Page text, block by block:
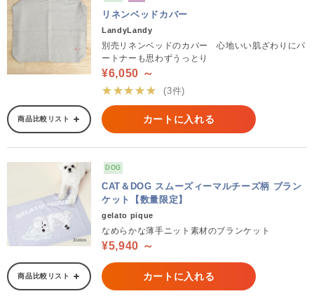
リネンベッドカバー
LandyLandy
別売リネンベッドのカバー 心地いい肌ざわりにパ
ートナーも思わずうっとり
¥6,050 ～
★★★★★
(3件)
商品比較リスト カートに入れる
DOG
CAT＆DOG スムーズィーマルチーズ柄 ブラン
ケット【数量限定】
gelato pique
なめらかな薄手ニット素材のブランケット
¥5,940 ～
商品比較リスト カートに入れる